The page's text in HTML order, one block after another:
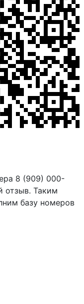
8 (909) 000-
отзыв. Таким
базу номеров